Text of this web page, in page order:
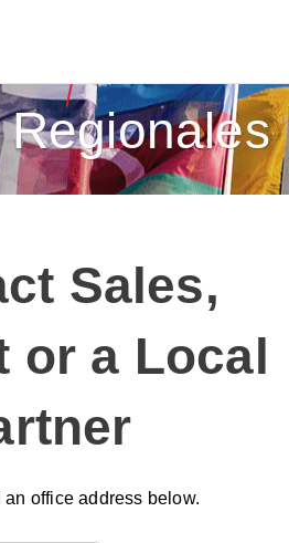
Sales,
or a Local
office address below.